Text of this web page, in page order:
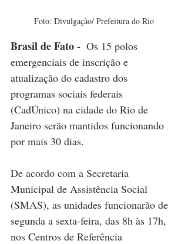
Foto: Divulgação/ Prefeitura do Rio
Brasil de Fato - Os 15 polos
emergenciais de inscrição e
atualização do cadastro dos
programas sociais federais
(CadÚnico) na cidade do Rio de
Janeiro serão mantidos funcionando
por mais 30 dias.
De acordo com a Secretaria
Municipal de Assistência Social
(SMAS), as unidades funcionarão de
segunda a sexta-feira, das 8h às 17h,
nos Centros de Referência